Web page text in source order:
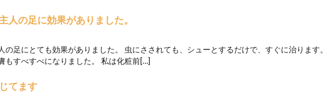
人の足に効果がありました。
の足にとても効果がありました。 虫にさされても、シューとするだけで、すぐに治ります。
もすべすべになりました。 私は化粧前[…]
てます